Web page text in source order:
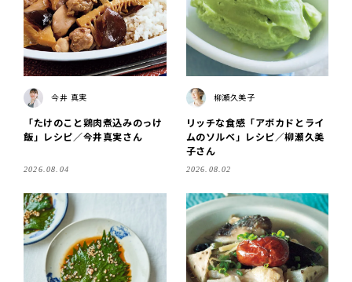
今井 真実
「たけのこと鶏肉煮込みのっけ
飯」レシピ／今井真実さん
2026.08.04
柳瀬久美子
リッチな食感「アボカドとライ
ムのソルベ」レシピ／柳瀬久美
子さん
2026.08.02